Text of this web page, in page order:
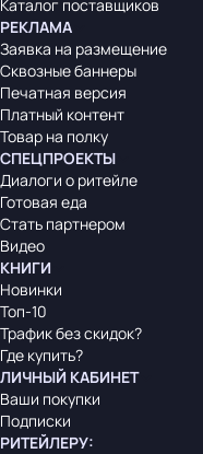
Каталог поставщиков
РЕКЛАМА
Заявка на размещение
Сквозные баннеры
Печатная версия
Платный контент
Товар на полку
СПЕЦПРОЕКТЫ
Диалоги о ритейле
Готовая еда
Стать партнером
Видео
КНИГИ
Новинки
Топ-10
Трафик без скидок?
Где купить?
ЛИЧНЫЙ КАБИНЕТ
Ваши покупки
Подписки
РИТЕЙЛЕРУ: